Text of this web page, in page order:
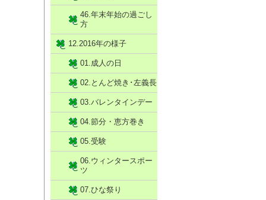
46.年末年始の過ごし
方
12.2016年の様子
01.成人の日
02.とんど焼き･左義長
03.バレンタインデー
04.節分・恵方巻き
05.受験
06.ウィンタースポー
ツ
07.ひな祭り